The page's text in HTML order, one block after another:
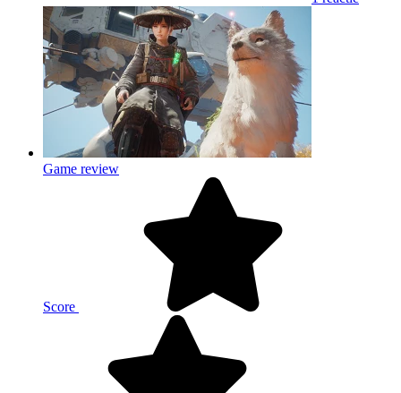
Game review
Score